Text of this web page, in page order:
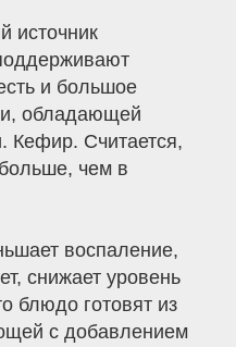
источник
и большое
обладающей
Кефир. Считается,
чем в
воспаление,
снижает уровень
блюдо готовят из
с добавлением